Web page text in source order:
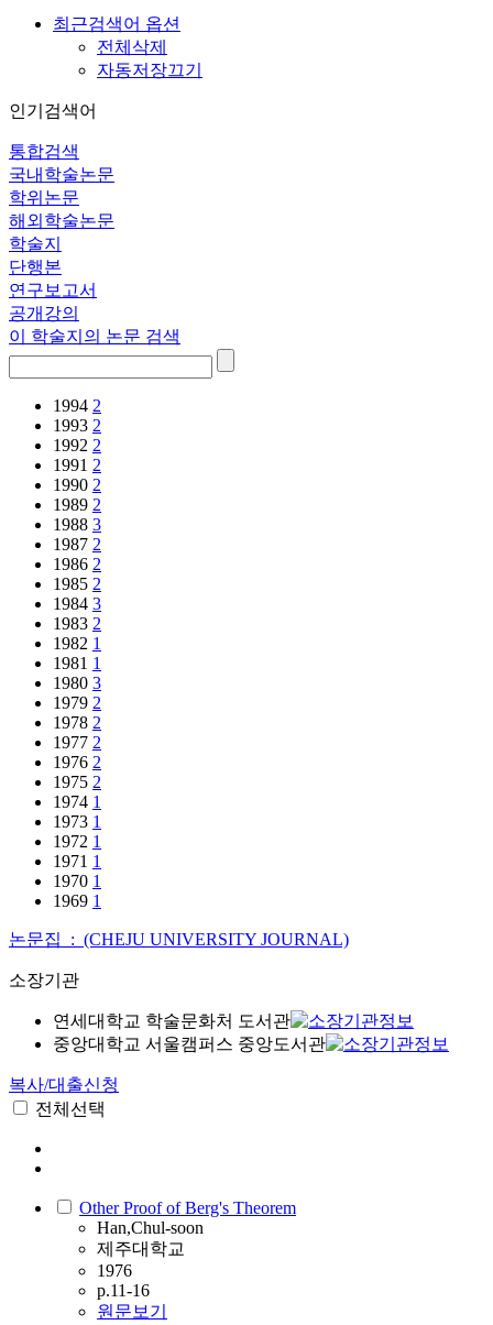
최근검색어 옵션
전체삭제
자동저장끄기
인기검색어
통합검색
국내학술논문
학위논문
해외학술논문
학술지
단행본
연구보고서
공개강의
이 학술지의 논문 검색
1994 2
1993 2
1992 2
1991 2
1990 2
1989 2
1988 3
1987 2
1986 2
1985 2
1984 3
1983 2
1982 1
1981 1
1980 3
1979 2
1978 2
1977 2
1976 2
1975 2
1974 1
1973 1
1972 1
1971 1
1970 1
1969 1
논문집 : (CHEJU UNIVERSITY JOURNAL)
소장기관
연세대학교 학술문화처 도서관
중앙대학교 서울캠퍼스 중앙도서관
복사/대출신청
전체선택
Other Proof of Berg's Theorem
Han,Chul-soon
제주대학교
1976
p.11-16
원문보기